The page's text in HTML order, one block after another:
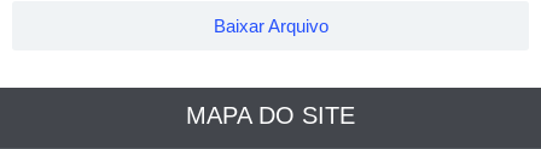
Baixar Arquivo
MAPA DO SITE